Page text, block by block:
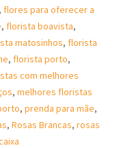
, flores para oferecer a
, florista boavista,
matosinhos, florista
, florista porto,
com melhores
,melhores floristas
,prenda para mãe,
,Rosas Brancas,rosas